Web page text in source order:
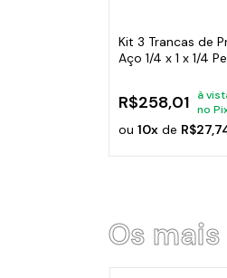
Kit 3 Trancas de
Aço 1/4 x 1 x 1/4
R$258,01
à
no
ou10x de
Os mais